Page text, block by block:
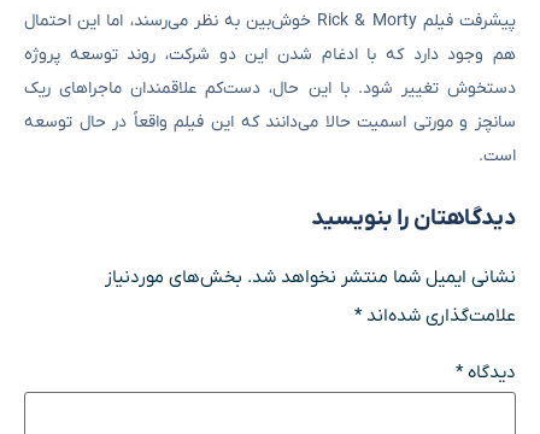
پیشرفت فیلم Rick & Morty خوش‌بین به نظر می‌رسند، اما این احتمال
هم وجود دارد که با ادغام شدن این دو شرکت، روند توسعه پروژه
دستخوش تغییر شود. با این حال، دست‌کم علاقمندان ماجراهای ریک
سانچز و مورتی اسمیت حالا می‌دانند که این فیلم واقعاً در حال توسعه
است.
دیدگاهتان را بنویسید
نشانی ایمیل شما منتشر نخواهد شد. بخش‌های موردنیاز
علامت‌گذاری شده‌اند*
دیدگاه*